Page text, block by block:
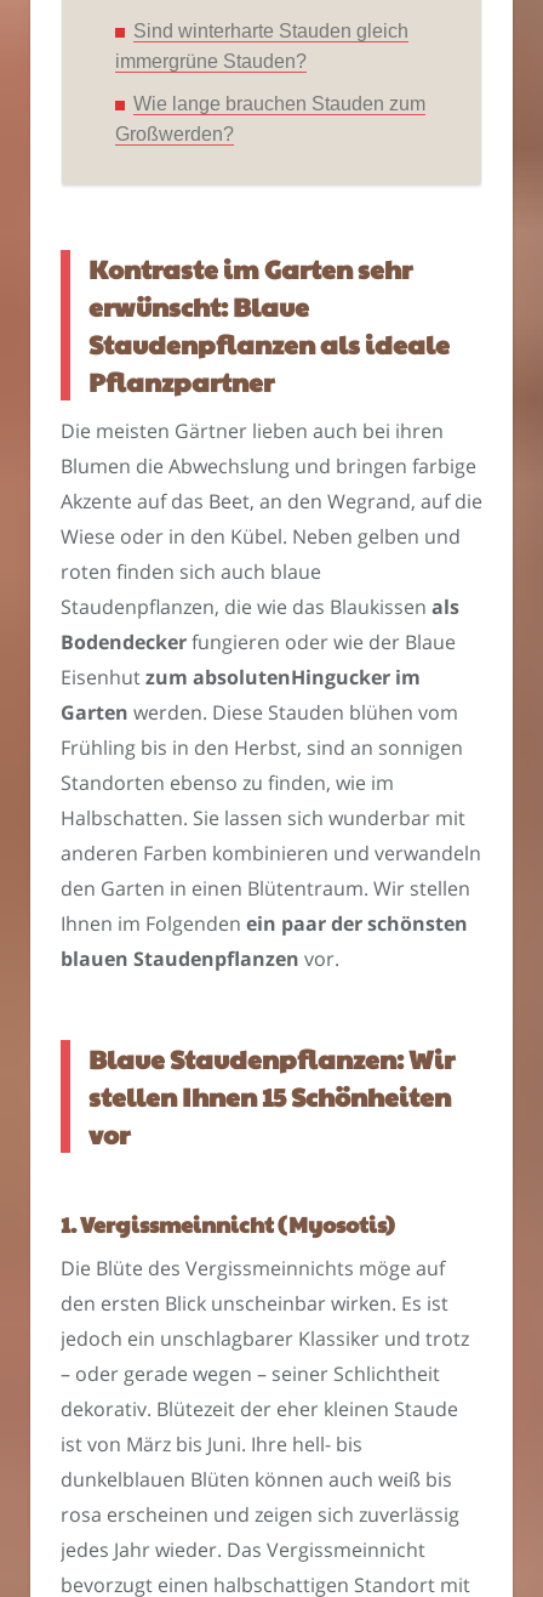
Sind winterharte Stauden gleich
immergrüne Stauden?
Wie lange brauchen Stauden zum
Großwerden?
Kontraste im Garten sehr
erwünscht: Blaue
Staudenpflanzen als ideale
Pflanzpartner
Die meisten Gärtner lieben auch bei ihren
Blumen die Abwechslung und bringen farbige
Akzente auf das Beet, an den Wegrand, auf die
Wiese oder in den Kübel. Neben gelben und
roten finden sich auch blaue
Staudenpflanzen, die wie das Blaukissen als
Bodendeckerfungieren oder wie der Blaue
Eisenhutzum absolutenHingucker im
Garten werden. Diese Stauden blühen vom
Frühling bis in den Herbst, sind an sonnigen
Standorten ebenso zu finden, wie im
Halbschatten. Sie lassen sich wunderbar mit
anderen Farben kombinieren und verwandeln
den Garten in einen Blütentraum. Wir stellen
Ihnen im Folgenden ein paar der schönsten
blauen Staudenpflanzen vor.
Blaue Staudenpflanzen: Wir
stellen Ihnen 15 Schönheiten
vor
1. Vergissmeinnicht (Myosotis)
Die Blüte des Vergissmeinnichts möge auf
den ersten Blick unscheinbar wirken. Es ist
jedoch ein unschlagbarer Klassiker und trotz
– oder gerade wegen – seiner Schlichtheit
dekorativ. Blütezeit der eher kleinen Staude
ist von März bis Juni. Ihre hell- bis
dunkelblauen Blüten können auch weiß bis
rosa erscheinen und zeigen sich zuverlässig
jedes Jahr wieder. Das Vergissmeinnicht
bevorzugt einen halbschattigen Standort mit